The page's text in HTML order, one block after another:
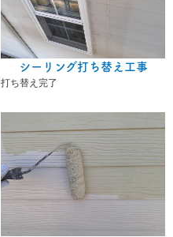
シーリング打ち替え工事
打ち替え完了